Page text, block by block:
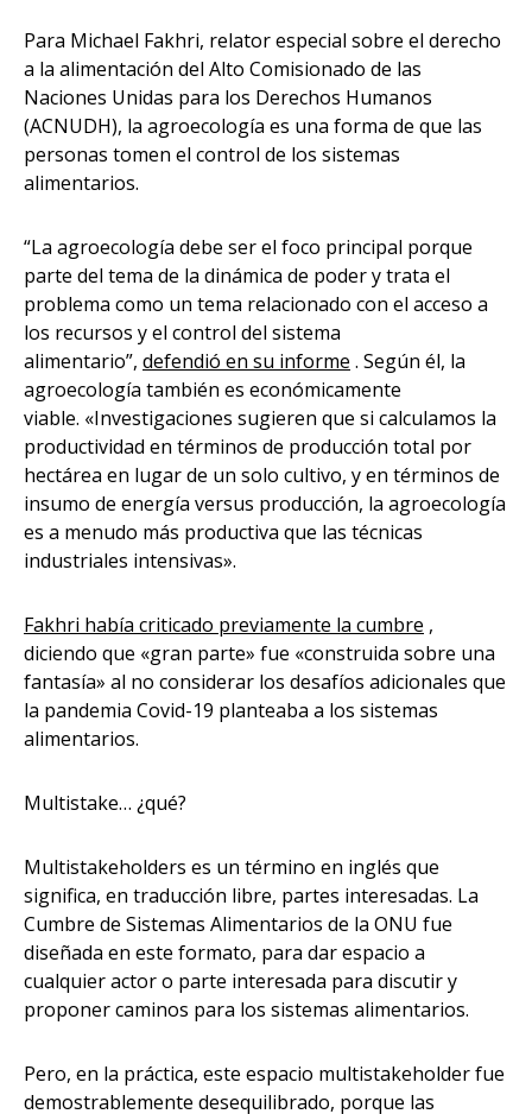
Para Michael Fakhri, relator especial sobre el derecho
a la alimentación del Alto Comisionado de las
Naciones Unidas para los Derechos Humanos
(ACNUDH), la agroecología es una forma de que las
personas tomen el control de los sistemas
alimentarios.
“La agroecología debe ser el foco principal porque
parte del tema de la dinámica de poder y trata el
problema como un tema relacionado con el acceso a
los recursos y el control del sistema
alimentario”, defendió en su informe . Según él, la
agroecología también es económicamente
viable. «Investigaciones sugieren que si calculamos la
productividad en términos de producción total por
hectárea en lugar de un solo cultivo, y en términos de
insumo de energía versus producción, la agroecología
es a menudo más productiva que las técnicas
industriales intensivas».
Fakhri había criticado previamente la cumbre ,
diciendo que «gran parte» fue «construida sobre una
fantasía» al no considerar los desafíos adicionales que
la pandemia Covid-19 planteaba a los sistemas
alimentarios.
Multistake… ¿qué?
Multistakeholders es un término en inglés que
significa, en traducción libre, partes interesadas. La
Cumbre de Sistemas Alimentarios de la ONU fue
diseñada en este formato, para dar espacio a
cualquier actor o parte interesada para discutir y
proponer caminos para los sistemas alimentarios.
Pero, en la práctica, este espacio multistakeholderfue
demostrablemente desequilibrado, porque las